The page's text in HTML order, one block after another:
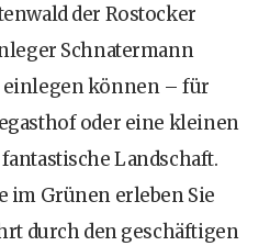
der Rostocker
Schnatermann
können – für
oder eine kleinen
Landschaft.
im Grünen erleben Sie
durch den geschäftigen